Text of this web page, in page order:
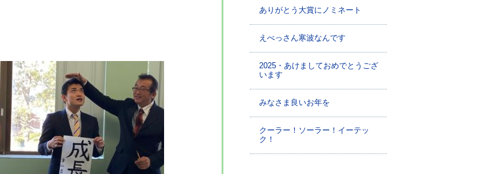
ありがとう大賞にノミネート
えべっさん寒波なんです
2025・あけましておめでとうござ
います
みなさま良いお年を
クーラー！ソーラー！イーテッ
ク！